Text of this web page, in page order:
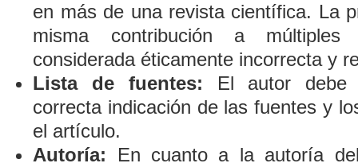
en más de una revista científica. La
misma contribución a
considerada éticamente incorrecta y
Lista de fuentes: El autor debe
correcta indicación de las fuentes y
el artículo.
Autoría: En cuanto a la autoría